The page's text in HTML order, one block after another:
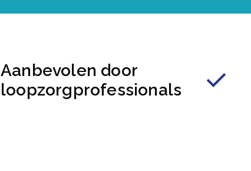
Aanbevolen door
loopzorgprofessionals